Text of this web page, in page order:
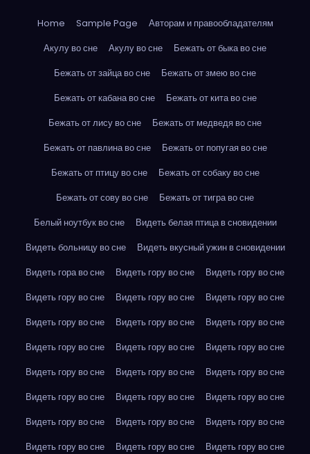
Home Sample Page
Авторам и правообладателям
Акулу во сне
Акулу во сне
Бежать от быка во сне
Бежать от зайца во сне
Бежать от змею во сне
Бежать от кабана во сне
Бежать от кита во сне
Бежать от лису во сне
Бежать от медведя во сне
Бежать от павлина во сне
Бежать от попугая во сне
Бежать от птицу во сне
Бежать от собаку во сне
Бежать от сову во сне
Бежать от тигра во сне
Белый ноутбук во сне
Видеть белая птица в сновидении
Видеть больницу во сне
Видеть вкусный ужин в сновидении
Видеть гора во сне
Видеть гору во сне
Видеть гору во сне
Видеть гору во сне
Видеть гору во сне
Видеть гору во сне
Видеть гору во сне
Видеть гору во сне
Видеть гору во сне
Видеть гору во сне
Видеть гору во сне
Видеть гору во сне
Видеть гору во сне
Видеть гору во сне
Видеть гору во сне
Видеть гору во сне
Видеть гору во сне
Видеть гору во сне
Видеть гору во сне
Видеть гору во сне
Видеть гору во сне
Видеть гору во сне
Видеть гору во сне
Видеть гору во сне